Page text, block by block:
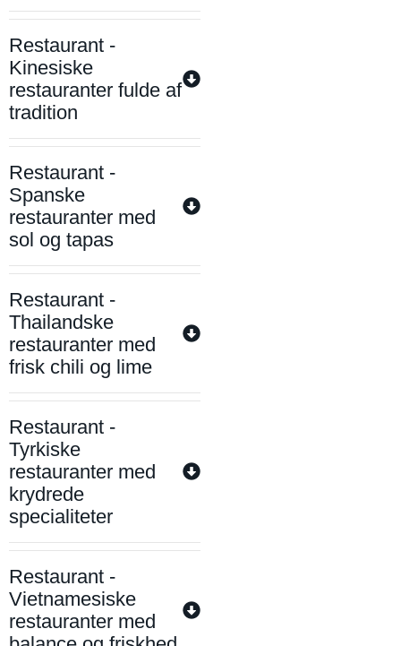
Restaurant -
Kinesiske
restauranter fulde af
tradition
Restaurant -
Spanske
restauranter med
sol og tapas
Restaurant -
Thailandske
restauranter med
frisk chili og lime
Restaurant -
Tyrkiske
restauranter med
krydrede
specialiteter
Restaurant -
Vietnamesiske
restauranter med